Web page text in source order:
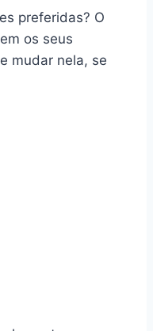
preferidas? O
os seus
mudar nela, se